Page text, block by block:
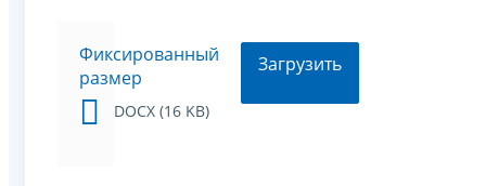
Фиксированный
размер
DOCX (16 KB)
Загрузить